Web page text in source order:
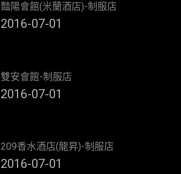
豔陽會館(米蘭酒店)-制服店
2016-07-01
雙安會館-制服店
2016-07-01
209香水酒店(龍昇)-制服店
2016-07-01